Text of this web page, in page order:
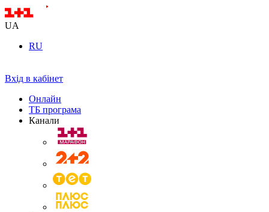
UA
RU
Вхід в кабінет
Онлайн
ТБ програма
Канали